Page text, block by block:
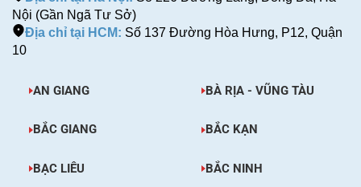
Nội (Gần Ngã Tư Sở)
Địa chỉ tại HCM: Số 137 Đường Hòa Hưng, P12, Quận
10
AN GIANG BÀ RỊA - VŨNG TÀU
BẮC GIANG BẮC KẠN
BẠC LIÊU BẮC NINH